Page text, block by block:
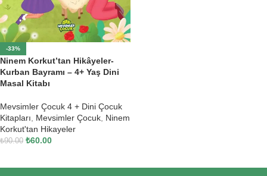
-33%
Ninem Korkut’tan Hikâyeler-
Kurban Bayramı – 4+ Yaş Dini
Masal Kitabı
Mevsimler Çocuk 4 + Dini Çocuk
Kitapları
Mevsimler Çocuk Ninem
Korkut'tan Hikayeler
₺90.00 ₺60.00